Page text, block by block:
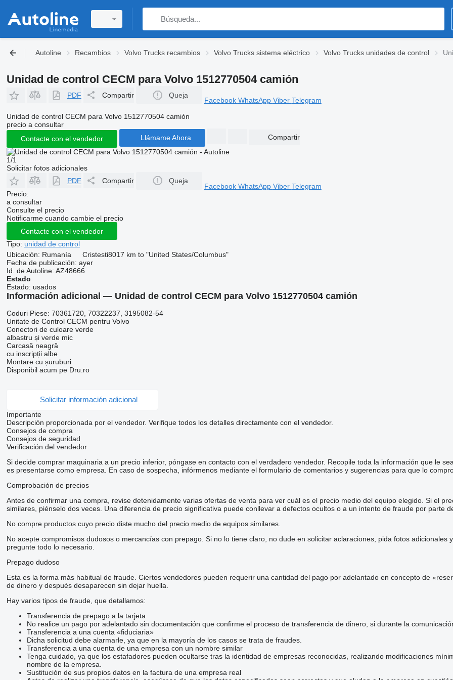
Autoline Recambios Volvo Trucks recambios Volvo Trucks sistema eléctrico Volvo Trucks unidades de control
Unidad de control CECM para Volvo 1512770504 camión
PDF Compartir Queja
Facebook WhatsApp Viber Telegram
Unidad de control CECM para Volvo 1512770504 camión
precio a consultar
Contacte con el vendedor
Llámame Ahora Compartir
1/1
Solicitar fotos adicionales
PDF
Compartir Queja
Facebook WhatsApp Viber Telegram
Precio:
a consultar
Consulte el precio
Notificarme cuando cambie el precio
Contacte con el vendedor
Tipo: unidad de control
Ubicación: Rumanía Cristesti8017 km to "United States/Columbus"
Fecha de publicación: ayer
Id. de Autoline: AZ48666
Estado
Estado: usados
Información adicional — Unidad de control CECM para Volvo 1512770504 camión
Coduri Piese: 70361720, 70322237, 3195082-54
Unitate de Control CECM pentru Volvo
Conectori de culoare verde
albastru și verde mic
Carcasă neagră
cu inscripții albe
Montare cu șuruburi
Disponibil acum pe Dru.ro
Solicitar información adicional
Importante
Descripción proporcionada por el vendedor. Verifique todos los detalles directamente con el vendedor.
Consejos de compra
Consejos de seguridad
Verificación del vendedor
Si decide comprar maquinaria a un precio inferior, póngase en contacto con el verdadero vendedor. Recopile toda la información que le
es presentarse como empresa. En caso de sospecha, infórmenos mediante el formulario de comentarios y sugerencias para que lo
Comprobación de precios
Antes de confirmar una compra, revise detenidamente varias ofertas de venta para ver cuál es el precio medio del equipo elegido. Si el
similares, piénselo dos veces. Una diferencia de precio significativa puede conllevar a defectos ocultos o a un intento de fraude por parte
No compre productos cuyo precio diste mucho del precio medio de equipos similares.
No acepte compromisos dudosos o mercancías con prepago. Si no lo tiene claro, no dude en solicitar aclaraciones, pida fotos
pregunte todo lo necesario.
Prepago dudoso
Esta es la forma más habitual de fraude. Ciertos vendedores pueden requerir una cantidad del pago por adelantado en concepto de
de dinero y después desaparecen sin dejar huella.
Hay varios tipos de fraude, que detallamos:
Transferencia de prepago a la tarjeta
No realice un pago por adelantado sin documentación que confirme el proceso de transferencia de dinero, si durante la
Transferencia a una cuenta «fiduciaria»
Dicha solicitud debe alarmarle, ya que en la mayoría de los casos se trata de fraudes.
Transferencia a una cuenta de una empresa con un nombre similar
Tenga cuidado, ya que los estafadores pueden ocultarse tras la identidad de empresas reconocidas, realizando modificaciones
nombre de la empresa.
Sustitución de sus propios datos en la factura de una empresa real